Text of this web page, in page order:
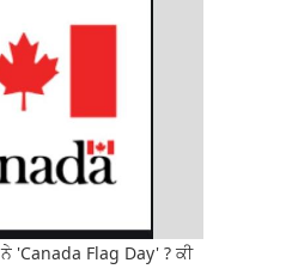
'Canada Flag Day' ? ਕੀ